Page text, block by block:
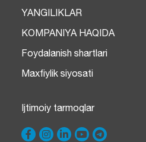
YANGILIKLAR
KOMPANIYA HAQIDA
Foydalanish shartlari
Maxfiylik siyosati
Ijtimoiy tarmoqlar